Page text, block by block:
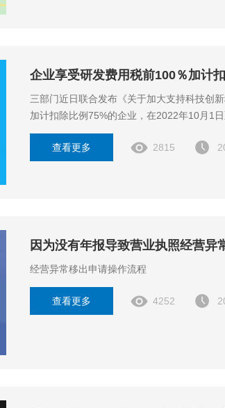
企业享受研发费用税前100％加计
三部门近日联合发布《关于加大支持科技创
加计扣除比例75%的企业，在2022年10月1
查看更多 2815
因为没有年报导致营业执照经营异
经营异常移出申请操作流程
查看更多 4252